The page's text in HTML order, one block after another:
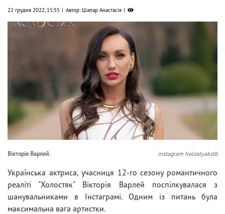
22 грудня 2022, 15:55 Автор: Шапар Анастасія
Вікторія Варлей. instagram holostyakstb
Українська актриса, учасниця 12-го сезону романтичного
реаліті "Холостяк" Вікторія Варлей поспілкувалася з
шанувальниками в Інстаграмі. Одним із питань була
максимальна вага артистки.